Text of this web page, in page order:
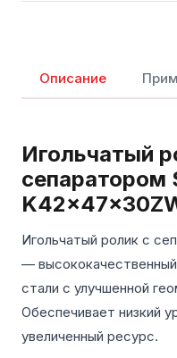
Описание
Игольчатый
сепаратором
Игольчатый ролик с
—
стали с улучшенной
Обеспечивает низкий
увеличенный ресурс.